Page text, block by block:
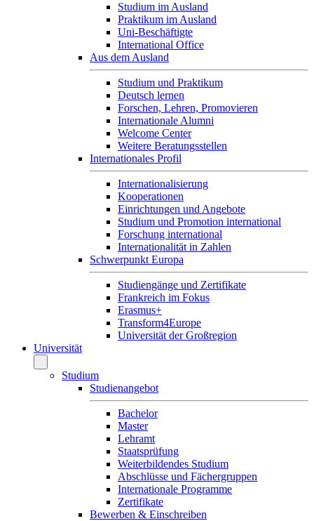
Studium im Ausland
Praktikum im Ausland
Uni-Beschäftigte
International Office
Aus dem Ausland
Studium und Praktikum
Deutsch lernen
Forschen, Lehren, Promovieren
Internationale Alumni
Welcome Center
Weitere Beratungsstellen
Internationales Profil
Internationalisierung
Kooperationen
Einrichtungen und Angebote
Studium und Promotion international
Forschung international
Internationalität in Zahlen
Schwerpunkt Europa
Studiengänge und Zertifikate
Frankreich im Fokus
Erasmus+
Transform4Europe
Universität der Großregion
Universität
Studium
Studienangebot
Bachelor
Master
Lehramt
Staatsprüfung
Weiterbildendes Studium
Abschlüsse und Fächergruppen
Internationale Programme
Zertifikate
Bewerben & Einschreiben